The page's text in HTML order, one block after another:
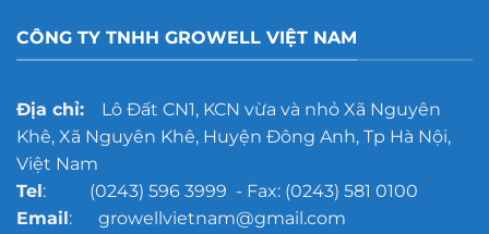
CÔNG TY TNHH GROWELL VIỆT NAM
Địa chỉ:Lô Đất CN1, KCN vừa và nhỏ Xã Nguyên
Khê, Xã Nguyên Khê, Huyện Đông Anh, Tp Hà Nội,
Việt Nam
Tel: (0243) 596 3999 - Fax: (0243) 581 0100
Email: growellvietnam@gmail.com